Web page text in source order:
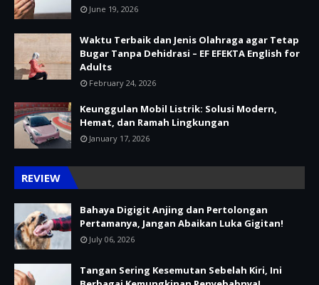
June 19, 2026
Waktu Terbaik dan Jenis Olahraga agar Tetap
Bugar Tanpa Dehidrasi – EF EFEKTA English for
Adults
February 24, 2026
Keunggulan Mobil Listrik: Solusi Modern,
Hemat, dan Ramah Lingkungan
January 17, 2026
REVIEW
Bahaya Digigit Anjing dan Pertolongan
Pertamanya, Jangan Abaikan Luka Gigitan!
July 06, 2026
Tangan Sering Kesemutan Sebelah Kiri, Ini